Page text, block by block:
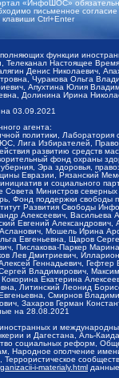
«ИнфоШОС»
письменное
Ctrl+Enter
функции
Настоящее
Денис Николаевич,
Чуракова Ольга
Апухтина Юлия
Долинина Ирина
03.09.2021
агента:
политики,
Лига Избирателей,
развитию средств
фонд охраны
Эра здоровья,
Евразии, Рязанский
и социального
Министров северных
Фонд поддержки
Развития Свободы
Алексеевич,
Евгений
Мошель Ирина
Евгеньевна, Щаров
Пислакова-Паркер
Лев Дмитриевич,
Геннадьевич,
Владимирович,
Екатерина
Литинский Леонид
Смирнов
Захаров Герман
на 28.08.2021
и
и Дагестана, Аль-
социальных реформ,
Народное ополчение
Террористическое
i-materialy.html